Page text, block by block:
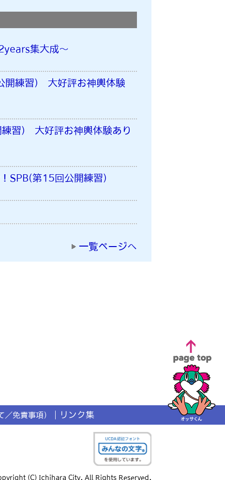
集大成～
開練習) 大好評お神輿体験
練習) 大好評お神輿体験あり
SPB(第15回公開練習)
一覧ページへ
／免責事項） リンク集
(C) Ichihara City. All Rights Reserved.